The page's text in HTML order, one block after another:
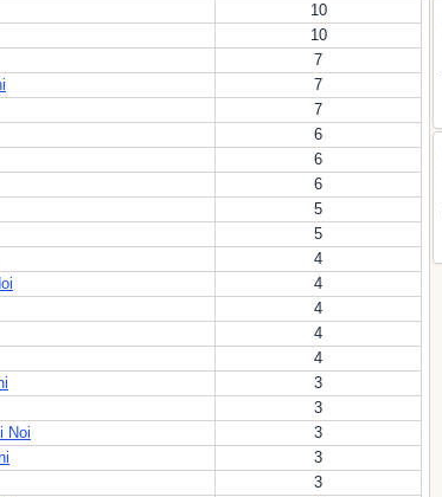
10
10
7
7
7
6
6
6
5
5
4
4
4
4
4
3
3
Noi
3
3
3